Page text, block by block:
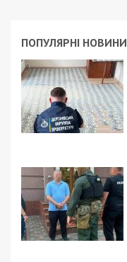
ПОПУЛЯРНІ НОВИНИ